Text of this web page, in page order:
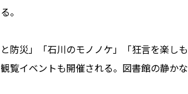
。
災」「石川のモノノケ」「狂言を楽しも
覧イベントも開催される。図書館の静かな